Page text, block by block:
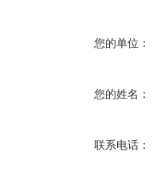
您的单位：
您的姓名：
联系电话：